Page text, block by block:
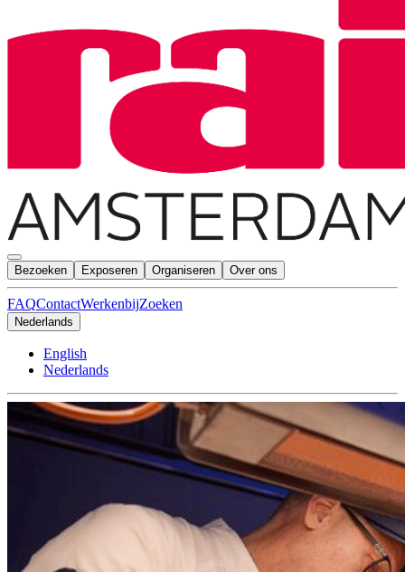
Bezoeken Exposeren Organiseren Over ons
FAQContactWerkenbijZoeken
Nederlands
English
Nederlands